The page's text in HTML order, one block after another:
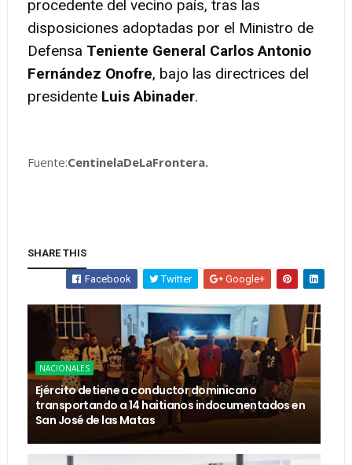
procedente del vecino país, tras las
disposiciones adoptadas por el Ministro de
Defensa Teniente General Carlos Antonio
Fernández Onofre, bajo las directrices del
presidente Luis Abinader.
Fuente:CentinelaDeLaFrontera.
SHARE THIS
Facebook Twitter Google+
NACIONALES
Ejército detiene a conductor dominicano
transportando a 14 haitianos indocumentados en
San José de las Matas